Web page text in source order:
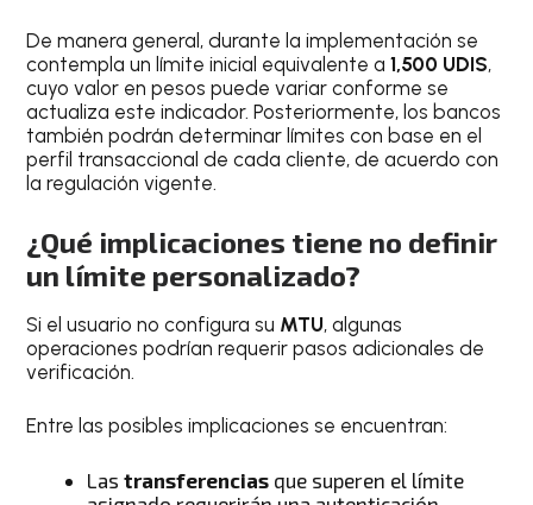
De manera general, durante la implementación se
contempla un límite inicial equivalente a1,500 UDIS,
cuyo valor en pesos puede variar conforme se
actualiza este indicador. Posteriormente, los bancos
también podrán determinar límites con base en el
perfil transaccional de cada cliente, de acuerdo con
la regulación vigente.
¿Qué implicaciones tiene no definir
un límite personalizado?
Si el usuario no configura su MTU, algunas
operaciones podrían requerir pasos adicionales de
verificación.
Entre las posibles implicaciones se encuentran:
Lastransferencias que superen el límite